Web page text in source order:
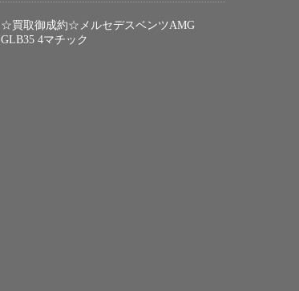
☆買取御成約☆メルセデスベンツAMG
GLB35 4マチック